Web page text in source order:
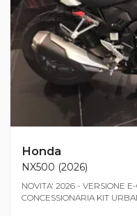
Honda
NX500 (2026)
NOVITA' 2026 - VERSIONE
CONCESSIONARIA KIT